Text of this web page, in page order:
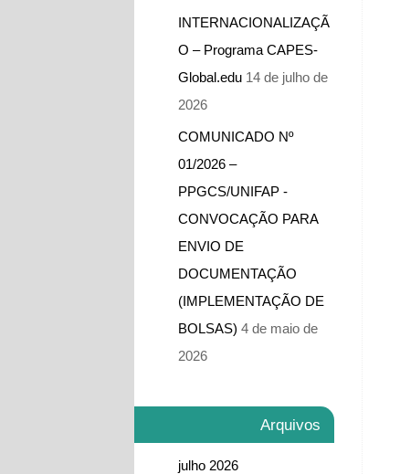
INTERNACIONALIZAÇÃ
O – Programa CAPES-
Global.edu 14 de julho de
2026
COMUNICADO Nº
01/2026 –
PPGCS/UNIFAP -​
CONVOCAÇÃO PARA
ENVIO DE
DOCUMENTAÇÃO
(IMPLEMENTAÇÃO DE
BOLSAS) 4 de maio de
2026
Arquivos
julho 2026